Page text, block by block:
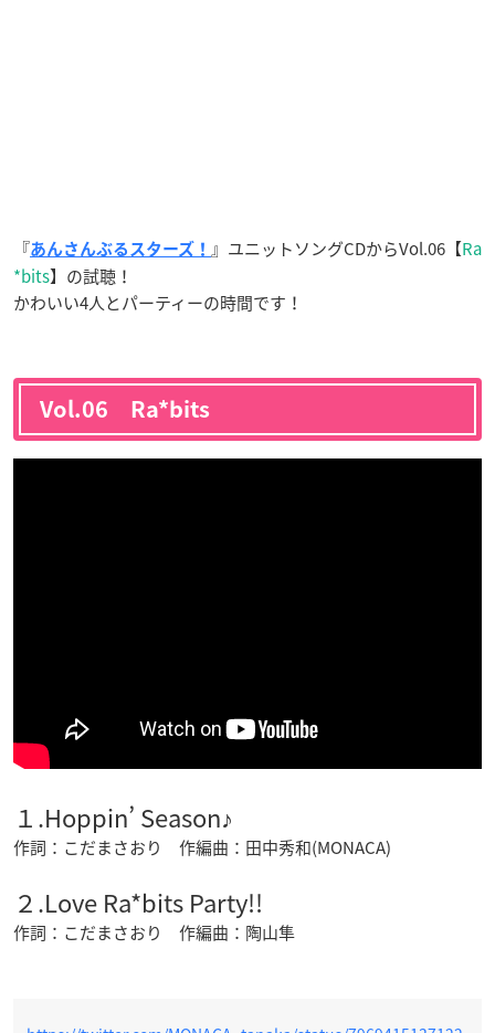
『あんさんぶるスターズ！ 』ユニットソングCDからVol.06【Ra
*bits】の試聴！
かわいい4人とパーティーの時間です！
Vol.06 Ra*bits
１.Hoppin’ Season♪
作詞：こだまさおり 作編曲：田中秀和(MONACA)
２.Love Ra*bits Party!!
作詞：こだまさおり 作編曲：陶山隼